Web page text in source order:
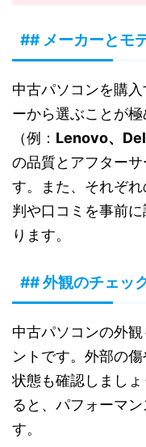
## メーカーとモ
中古パソコンを購
ーから選ぶことが
（例： Lenovo、
の品質とアフター
す。また、それぞ
判や口コミを事前
ります。
## 外観のチェッ
中古パソコンの外
ントです。外部の
状態も確認しまし
ると、パフォーマ
す。